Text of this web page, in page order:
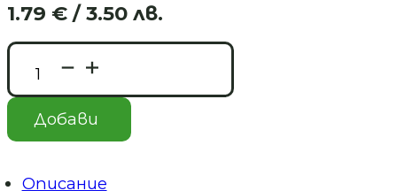
Original
price
was:
3.58 €
/
7.00 лв..
1.79 € / 3.50 лв.
Текущата
цена
1.79 €
/
3.50 лв..
количество
за
GOLDEN
GREEN-
497
Добави
Описание